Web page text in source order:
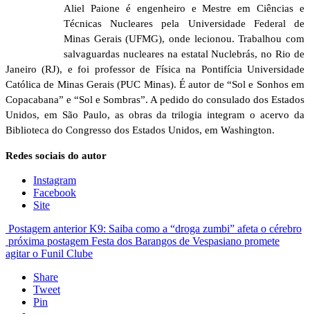
Aliel Paione é engenheiro e Mestre em Ciências e
Técnicas Nucleares pela Universidade Federal de
Minas Gerais (UFMG), onde lecionou. Trabalhou com
salvaguardas nucleares na estatal Nuclebrás, no Rio de
Janeiro (RJ), e foi professor de Física na Pontifícia Universidade
Católica de Minas Gerais (PUC Minas). É autor de “Sol e Sonhos em
Copacabana” e “Sol e Sombras”. A pedido do consulado dos Estados
Unidos, em São Paulo, as obras da trilogia integram o acervo da
Biblioteca do Congresso dos Estados Unidos, em Washington.
Redes sociais do autor
Instagram
Facebook
Site
Postagem anterior K9: Saiba como a “droga zumbi” afeta o cérebro
próxima postagem Festa dos Barangos de Vespasiano promete
agitar o Funil Clube
Share
Tweet
Pin